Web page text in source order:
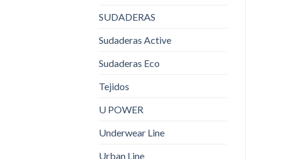
SUDADERAS
Sudaderas Active
Sudaderas Eco
Tejidos
U POWER
Underwear Line
Urban Line